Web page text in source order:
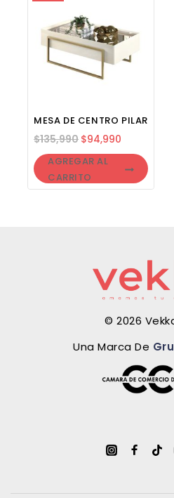
MESA DE CENTRO PILAR
$135,990 $94,990
AGREGAR AL
CARRITO
© 2026
Una Marca De